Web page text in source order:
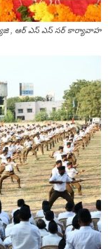
, ఆర్ ఎస్ ఎస్ సర్ కార్యావాహ